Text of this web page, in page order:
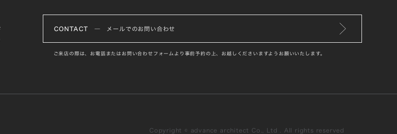
CONTACT ― メールでのお問い合わせ
ご来店の際は、お電話またはお問い合わせフォームより事前予約の上、お越しくださいますようお願いいたします。
Copyright © advance architect Co., Ltd . All rights reserved